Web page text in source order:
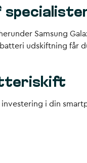
Samsung
udskiftning
i din